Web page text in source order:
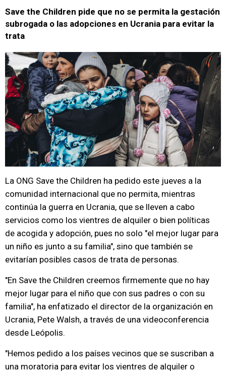
Save the Children pide que no se permita la gestación
subrogada o las adopciones en Ucrania para evitar la
trata
La ONG Save the Children ha pedido este jueves a la
comunidad internacional que no permita, mientras
continúa la guerra en Ucrania, que se lleven a cabo
servicios como los vientres de alquiler o bien políticas
de acogida y adopción, pues no solo "el mejor lugar para
un niño es junto a su familia", sino que también se
evitarían posibles casos de trata de personas.
"En Save the Children creemos firmemente que no hay
mejor lugar para el niño que con sus padres o con su
familia", ha enfatizado el director de la organización en
Ucrania, Pete Walsh, a través de una videoconferencia
desde Leópolis.
"Hemos pedido a los países vecinos que se suscriban a
una moratoria para evitar los vientres de alquiler o